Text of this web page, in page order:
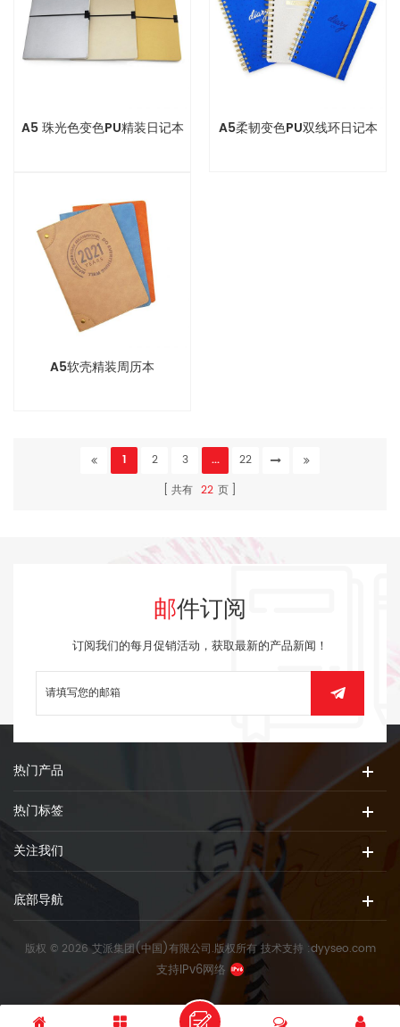
A5 珠光色变色PU精装日记本 A5柔韧变色PU双线环日记本
A5软壳精装周历本
1 2 3 ...
22
共有 22 页
邮件订阅
订阅我们的每月促销活动，获取最新的产品新闻！
热门产品
热门标签
关注我们
底部导航
版权 © 2026 艾派集团(中国)有限公司.版权所有技术支持 :dyyseo.com
支持IPv6网络